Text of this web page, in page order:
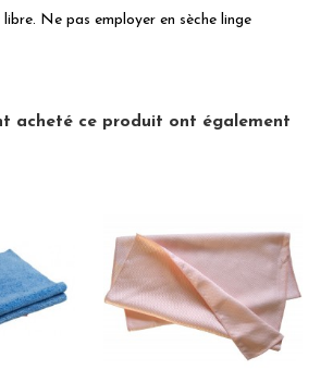
Ne pas employer en sèche linge
acheté ce produit ont également